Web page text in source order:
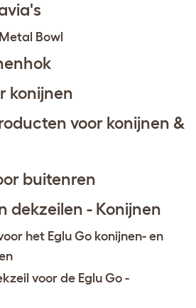
Bowl
konijnen
voor konijnen &
buitenren
dekzeilen - Konijnen
het Eglu Go konijnen- en
voor de Eglu Go -